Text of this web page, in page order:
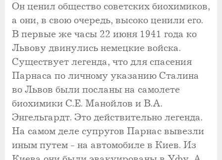
Он ценил общество советских биохимиков,
а они, в свою очередь, высоко ценили его.
В первые же часы 22 июня 1941 года ко
Львову двинулись немецкие войска.
Существует легенда, что для спасения
Парнаса по личному указанию Сталина
во Львов были посланы на самолете
биохимики С.Е. Манойлов и В.А.
Энгельгардт. Это действительно легенда.
На самом деле супругов Парнас вывезли
иным путем - на автомобиле в Киев. Из